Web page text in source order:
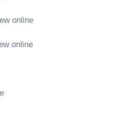
online
online